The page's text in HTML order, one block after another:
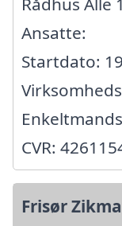
Ansatte:
Startdato:
CVR:
Frisør